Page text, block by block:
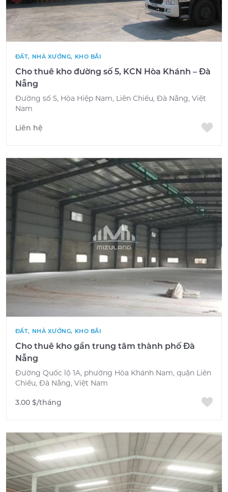
ĐẤT, NHÀ XƯỞNG, KHO BÃI
Cho thuê kho đường số 5, KCN Hòa Khánh – Đà
Nẵng
Đường số 5, Hòa Hiệp Nam, Liên Chiểu, Đà Nẵng, Việt
Nam
Liên hệ
ĐẤT, NHÀ XƯỞNG, KHO BÃI
Cho thuê kho gần trung tâm thành phố Đà
Nẵng
Đường Quốc lộ 1A, phường Hòa Khánh Nam, quận Liên
Chiểu, Đà Nẵng, Việt Nam
3.00 $/tháng